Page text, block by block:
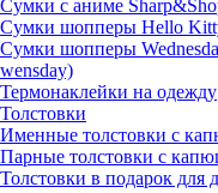
Сумки с аниме
Сумки шопперы Hello
Сумки шопперы
wensday)
Термонаклейки на одежду
Толстовки
Именные толстовки с
Парные толстовки с
Толстовки в подарок для